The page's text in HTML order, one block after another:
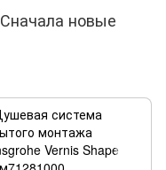
Сначала новые